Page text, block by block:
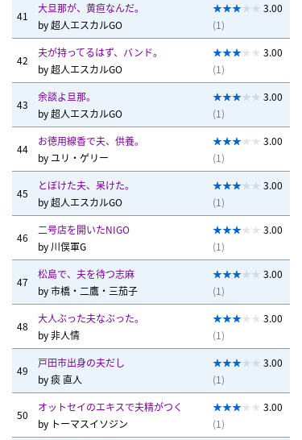
41
大旦那が、黄疸なんだ。
by超人エスカルGO
3.00
(1)
42
夫が持ってるはず、バンド。
by超人エスカルGO
3.00
(1)
43
余談よ旦那。
by超人エスカルGO
3.00
(1)
44
お徳用線香で夫、供養。
by ユリ・ゲリー
3.00
(1)
45
とぼけた夫、呆けた。
by超人エスカルGO
3.00
(1)
46
二号店を開いたNIGO
by 川俣軍G
3.00
(1)
47
松島で、夫を待つ志麻
by市橋・二鷹・三茄子
3.00
(1)
48
大人ぶった夫なぶった。
by非人情
3.00
(1)
49
戸田市出身の夫だし
by痰 直人
3.00
(1)
50
オットセイのエキスで夫精がつく
by トーマスイソジン
3.00
(1)